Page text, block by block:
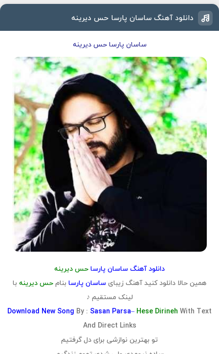
دانلود آهنگ ساسان پارسا حس دیرینه
ساسان پارسا حس دیرینه
دانلود آهنگ ساسان پارسا حس دیرینه
همین حالا دانلود کنید آهنگ زیبای ساسان پارسا بنام حس دیرینه با
لینک مستقیم ♪
Download New Song By : Sasan Parsa– Hese Dirineh With Text
And Direct Links
تو بهترین نوازشی برای دل گرفتیم